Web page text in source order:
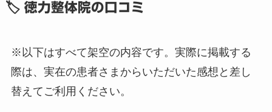
🏷 徳力整体院の口コミ
※以下はすべて架空の内容です。実際に掲載する
際は、実在の患者さまからいただいた感想と差し
替えてご利用ください。